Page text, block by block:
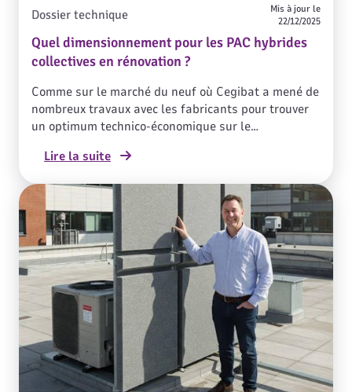
Quel dimensionnement pour les PAC hybrides
collectives en rénovation ?
Dossier technique
Mis à jour le
22/12/2025
Comme sur le marché du neuf où Cegibat a mené de
nombreux travaux avec les fabricants pour trouver
un optimum technico-économique sur le
réflexion a porté sur le marché de la rénovation.
les exigences réglementaires, sur celui de la
rénovation, la question est : le dimensionnement
peut-il différer en fonction de l’état initial ou des
objectifs à atteindre ?
Lire la suite